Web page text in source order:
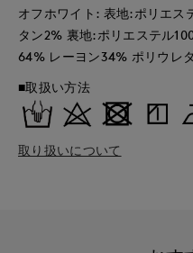
オフホワイト: 表地:ポリエス
タン2% 裏地:ポリエステル
64% レーヨン34% ポリウレ
■取扱い方法
取り扱いについて